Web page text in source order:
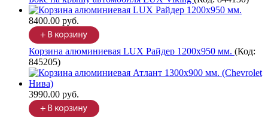
8400.00 руб.
Корзина алюминиевая LUX Райдер 1200х950 мм. (Код:
845205)
3990.00 руб.